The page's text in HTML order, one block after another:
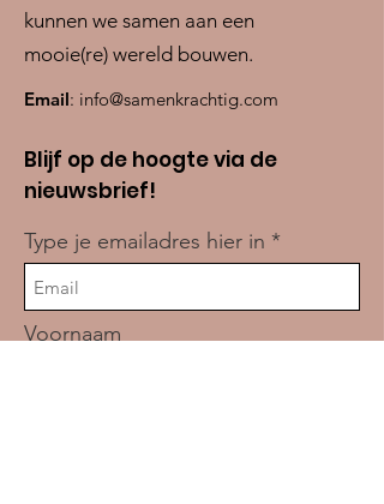
kunnen we samen aan een
mooie(re) wereld bouwen.
Email: info@samenkrachtig.com
Blijf op de hoogte via de
nieuwsbrief!
Type je emailadres hier in
Voornaam